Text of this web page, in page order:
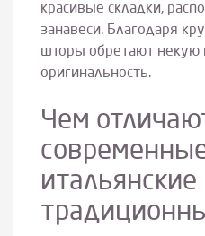
красивые складки,
занавеси. Благодаря
шторы обретают некую
оригинальность.
Чем